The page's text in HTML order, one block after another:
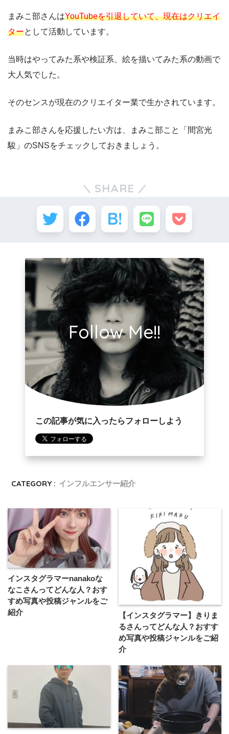
まみこ部さんはYouTubeを引退していて、現在はクリエイ
ターとして活動しています。
当時はやってみた系や検証系、絵を描いてみた系の動画で
大人気でした。
そのセンスが現在のクリエイター業で生かされています。
まみこ部さんを応援したい方は、まみこ部こと「間宮光
駿」のSNSをチェックしておきましょう。
SHARE
Follow Me!!
この記事が気に入ったらフォローしよう
CATEGORY : インフルエンサー紹介
インスタグラマーnanakoな
なこさんってどんな⼈？おす
すめ写真や投稿ジャンルをご
紹介
【インスタグラマー】きりま
るさんってどんな人？おすす
め写真や投稿ジャンルをご紹
介